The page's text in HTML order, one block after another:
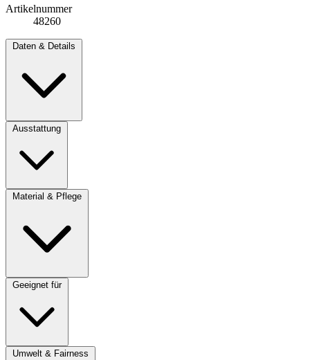
Artikelnummer
48260
Daten & Details
Ausstattung
Material & Pflege
Geeignet für
Umwelt & Fairness